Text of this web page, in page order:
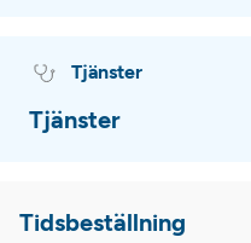
Tjänster
Tjänster
Tidsbeställning